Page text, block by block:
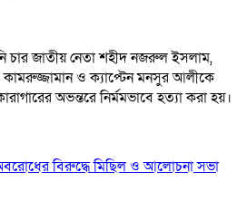
চার জাতীয় নেতা শহীদ নজরুল ইসলাম,
ও ক্যাপ্টেন মনসুর আলীকে
অভন্তরে নির্মমভাবে হত্যা করা হয়।
বিরুদ্ধে মিছিল ও আলোচনা সভা